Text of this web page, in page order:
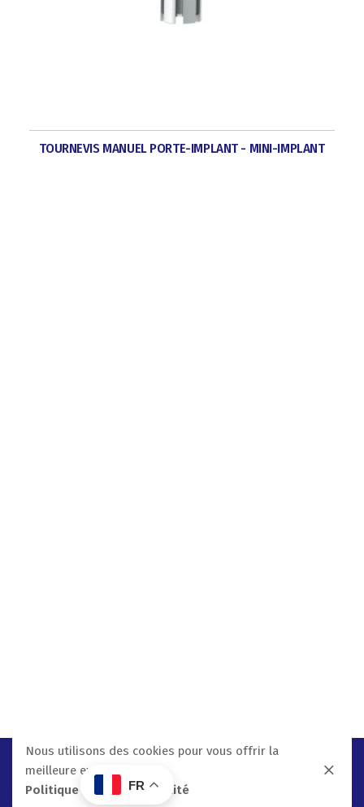
TOURNEVIS MANUEL PORTE-IMPLANT - MINI-IMPLANT
Nous utilisons des cookies pour vous offrir la
meilleure expérience.
Politique De Confidentialité
FR